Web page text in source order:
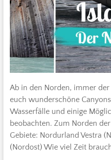
Ab in den Norden, immer
euch wunderschöne
Wasserfälle und einige
beobachten. Zum Norden
Gebiete: Nordurland Vestra
(Nordost) Wie viel Zeit